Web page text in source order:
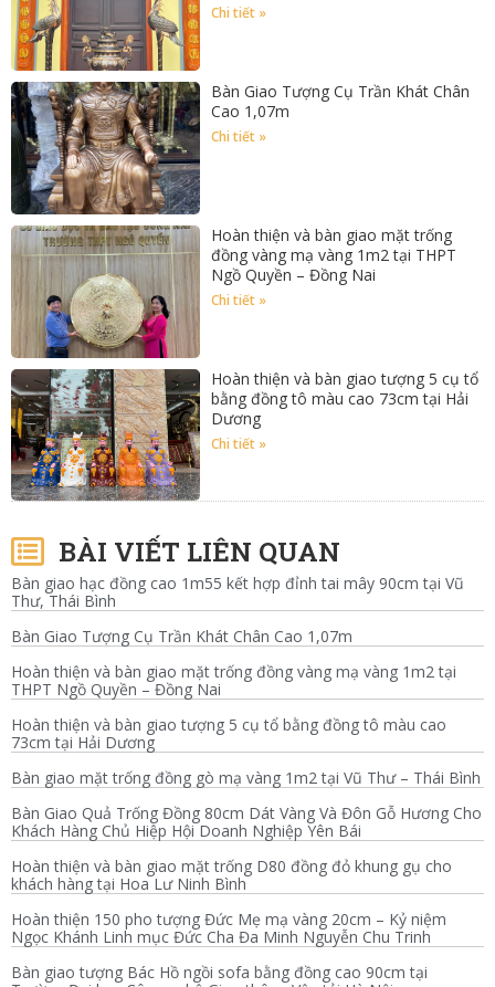
Chi tiết »
Bàn Giao Tượng Cụ Trần Khát Chân
Cao 1,07m
Chi tiết »
Hoàn thiện và bàn giao mặt trống
đồng vàng mạ vàng 1m2 tại THPT
Ngồ Quyền – Đồng Nai
Chi tiết »
Hoàn thiện và bàn giao tượng 5 cụ tổ
bằng đồng tô màu cao 73cm tại Hải
Dương
Chi tiết »
BÀI VIẾT LIÊN QUAN
Bàn giao hạc đồng cao 1m55 kết hợp đỉnh tai mây 90cm tại Vũ
Thư, Thái Bình
Bàn Giao Tượng Cụ Trần Khát Chân Cao 1,07m
Hoàn thiện và bàn giao mặt trống đồng vàng mạ vàng 1m2 tại
THPT Ngồ Quyền – Đồng Nai
Hoàn thiện và bàn giao tượng 5 cụ tổ bằng đồng tô màu cao
73cm tại Hải Dương
Bàn giao mặt trống đồng gò mạ vàng 1m2 tại Vũ Thư – Thái Bình
Bàn Giao Quả Trống Đồng 80cm Dát Vàng Và Đôn Gỗ Hương Cho
Khách Hàng Chủ Hiệp Hội Doanh Nghiệp Yên Bái
Hoàn thiện và bàn giao mặt trống D80 đồng đỏ khung gụ cho
khách hàng tại Hoa Lư Ninh Bình
Hoàn thiện 150 pho tượng Đức Mẹ mạ vàng 20cm – Kỷ niệm
Ngọc Khánh Linh mục Đức Cha Đa Minh Nguyễn Chu Trinh
Bàn giao tượng Bác Hồ ngồi sofa bằng đồng cao 90cm tại